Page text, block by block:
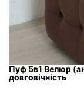
Пуф 5в1 Велюр
довговічність